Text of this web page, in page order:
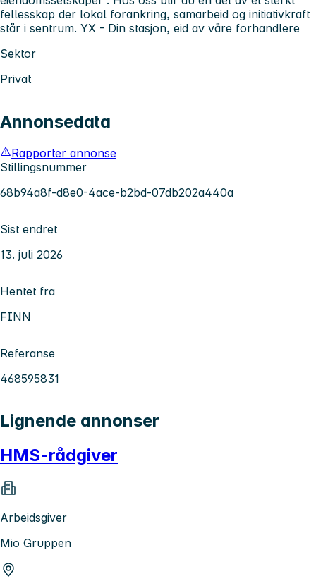
fellesskap der lokal forankring, samarbeid og initiativkraft
står i sentrum. YX - Din stasjon, eid av våre forhandlere
Sektor
Privat
Annonsedata
Rapporter annonse
Stillingsnummer
68b94a8f-d8e0-4ace-b2bd-07db202a440a
Sist endret
13. juli 2026
Hentet fra
FINN
Referanse
468595831
Lignende annonser
HMS-rådgiver
Arbeidsgiver
Mio Gruppen